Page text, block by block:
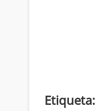
Etiqueta: